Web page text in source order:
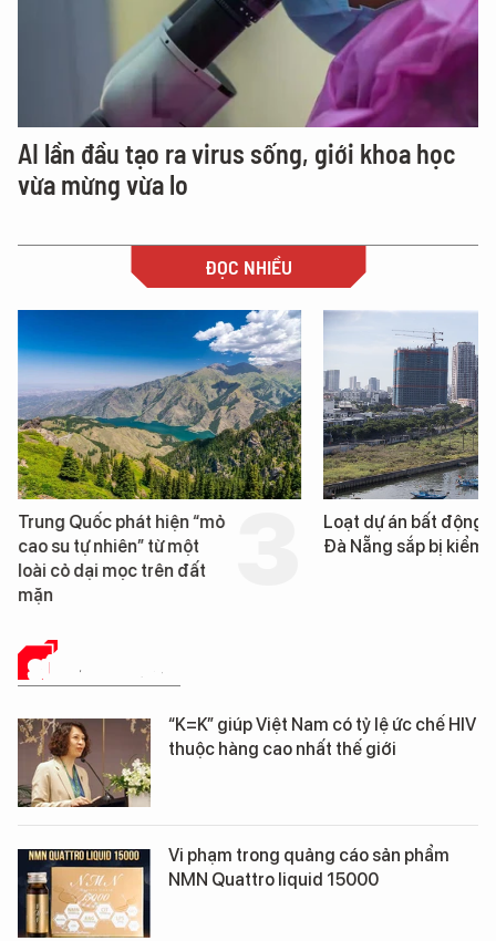
AI lần đầu tạo ra virus sống, giới khoa học
vừa mừng vừa lo
ĐỌC NHIỀU
Trung Quốc phát hiện “mỏ
cao su tự nhiên” từ một
loài cỏ dại mọc trên đất
mặn
Loạt dự án bất động
Đà Nẵng sắp bị kiểm
SỨC KHỎE 24H
“K=K” giúp Việt Nam có tỷ lệ ức chế HIV
thuộc hàng cao nhất thế giới
Vi phạm trong quảng cáo sản phẩm
NMN Quattro liquid 15000